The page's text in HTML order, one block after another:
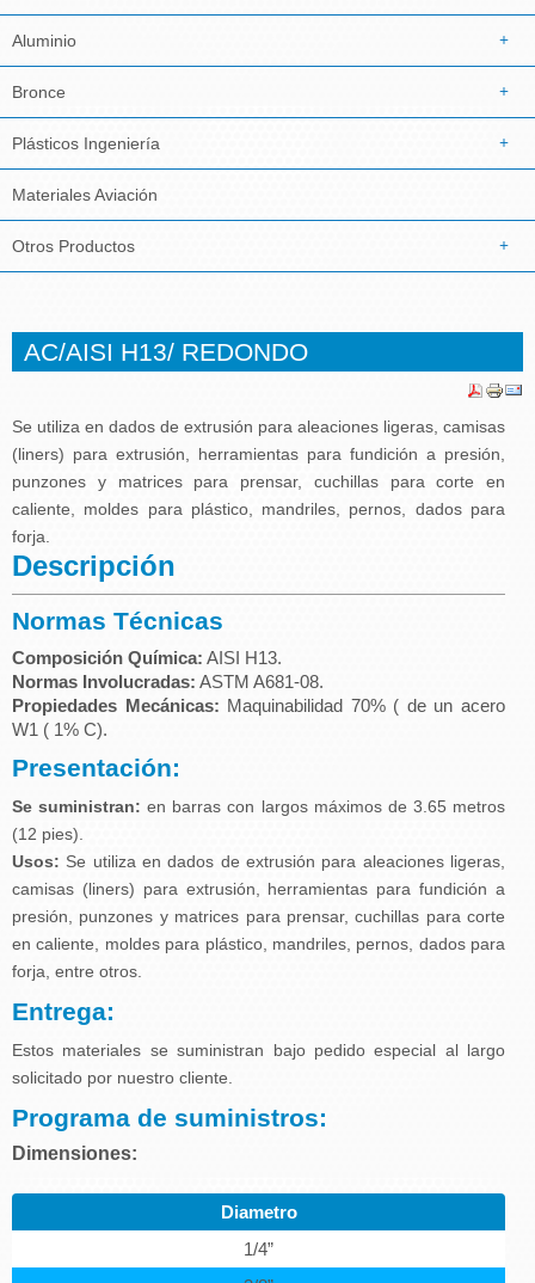
Aluminio
Bronce
Plásticos Ingeniería
Materiales Aviación
Otros Productos
AC/AISI H13/ REDONDO
Se utiliza en dados de extrusión para aleaciones ligeras, camisas
(liners) para extrusión, herramientas para fundición a presión,
punzones y matrices para prensar, cuchillas para corte en
caliente, moldes para plástico, mandriles, pernos, dados para
forja.
Descripción
Normas Técnicas
Composición Química: AISI H13.
Normas Involucradas: ASTM A681-08.
Propiedades Mecánicas: Maquinabilidad 70% ( de un acero
W1 ( 1% C).
Presentación:
Se suministran: en barras con largos máximos de 3.65 metros
(12 pies).
Usos: Se utiliza en dados de extrusión para aleaciones ligeras,
camisas (liners) para extrusión, herramientas para fundición a
presión, punzones y matrices para prensar, cuchillas para corte
en caliente, moldes para plástico, mandriles, pernos, dados para
forja, entre otros.
Entrega:
Estos materiales se suministran bajo pedido especial al largo
solicitado por nuestro cliente.
Programa de suministros:
Dimensiones:
Diametro
1/4”